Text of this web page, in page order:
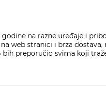
na razne uređaje i
web stranici i brza dostava,
bih preporučio svima koji